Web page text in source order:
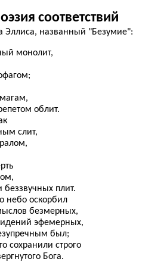
соответствий
Эллиса, названный "Безумие":
монолит,
облит.
слит,
беззвучных плит.
небо оскорбил
безмерных,
эфемерных,
был;
сохранили строго
Бога.